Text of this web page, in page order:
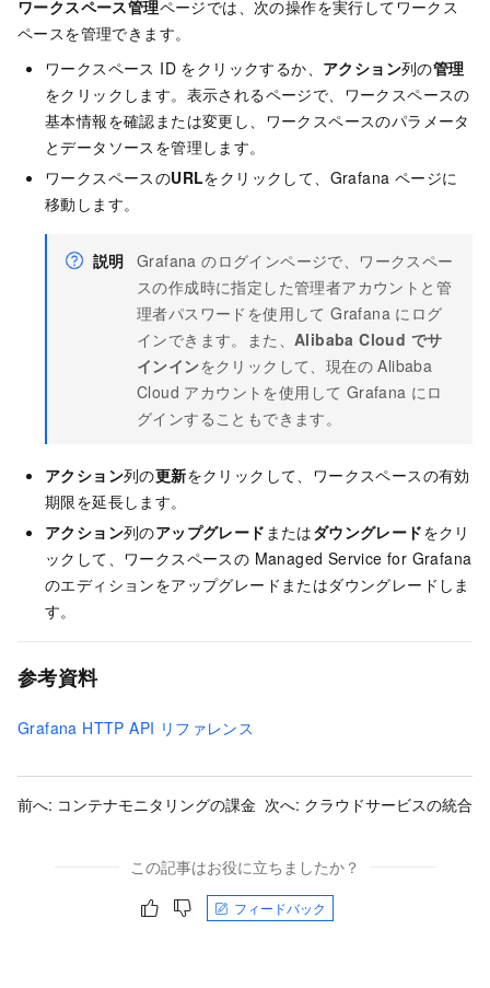
ワークスペース管理ページでは、次の操作を実行してワークス
ペースを管理できます。
ワークスペース ID をクリックするか、 アクション列の管理
をクリックします。表示されるページで、ワークスペースの
基本情報を確認または変更し、ワークスペースのパラメータ
とデータソースを管理します。
ワークスペースのURLをクリックして、Grafana ページに
移動します。
説明 Grafana のログインページで、ワークスペー
スの作成時に指定した管理者アカウントと管
理者パスワードを使用して Grafana にログ
インできます。また、 Alibaba Cloud でサ
インインをクリックして、現在の Alibaba
Cloud アカウントを使用して Grafana にロ
グインすることもできます。
アクション列の更新をクリックして、ワークスペースの有効
期限を延長します。
アクション列のアップグレード またはダウングレードをクリ
ックして、ワークスペースの Managed Service for Grafana
のエディションをアップグレードまたはダウングレードしま
す。
参考資料
Grafana HTTP API リファレンス
前へ: コンテナモニタリングの課金 次へ: クラウドサービスの統合
この記事はお役に立ちましたか？
フィードバック